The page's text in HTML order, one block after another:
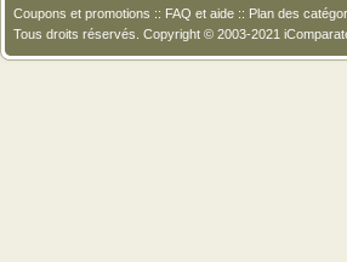
Coupons et promotions :: FAQ et aide :: Plan des
Tous droits réservés. Copyright © 2003-2021